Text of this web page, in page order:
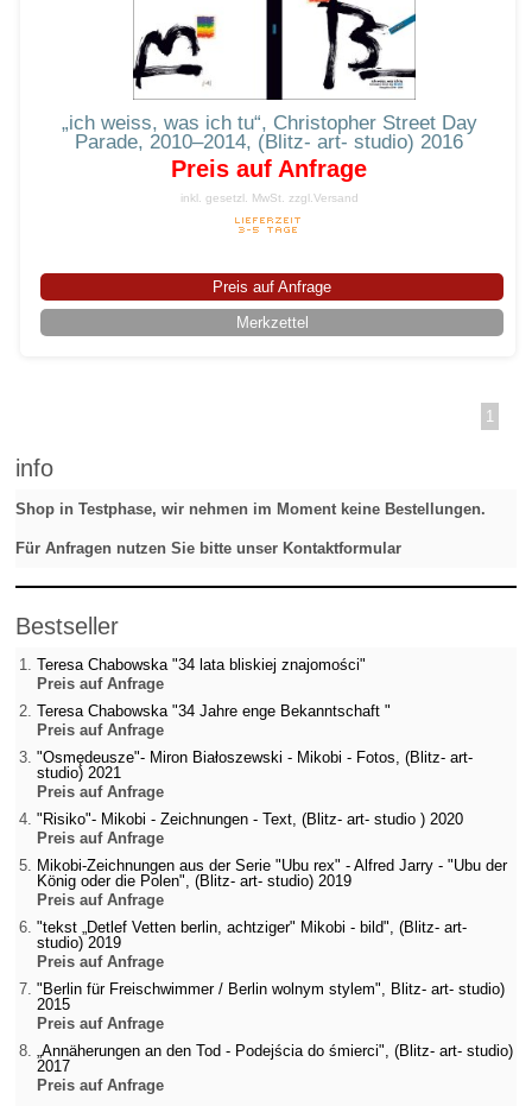
„ich weiss, was ich tu“, Christopher Street Day
Parade, 2010–2014, (Blitz- art- studio) 2016
Preis auf Anfrage
inkl. gesetzl. MwSt. zzgl.Versand
Preis auf Anfrage
Merkzettel
1
info
Shop in Testphase, wir nehmen im Moment keine Bestellungen.
Für Anfragen nutzen Sie bitte unser Kontaktformular
Bestseller
Teresa Chabowska "34 lata bliskiej znajomości"
Preis auf Anfrage
Teresa Chabowska "34 Jahre enge Bekanntschaft "
Preis auf Anfrage
"Osmędeusze"- Miron Białoszewski - Mikobi - Fotos, (Blitz- art-
studio) 2021
Preis auf Anfrage
"Risiko"- Mikobi - Zeichnungen - Text, (Blitz- art- studio ) 2020
Preis auf Anfrage
Mikobi-Zeichnungen aus der Serie "Ubu rex" - Alfred Jarry - "Ubu der
König oder die Polen", (Blitz- art- studio) 2019
Preis auf Anfrage
"tekst „Detlef Vetten berlin, achtziger" Mikobi - bild", (Blitz- art-
studio) 2019
Preis auf Anfrage
"Berlin für Freischwimmer / Berlin wolnym stylem", Blitz- art- studio)
2015
Preis auf Anfrage
„Annäherungen an den Tod - Podejścia do śmierci", (Blitz- art- studio)
2017
Preis auf Anfrage